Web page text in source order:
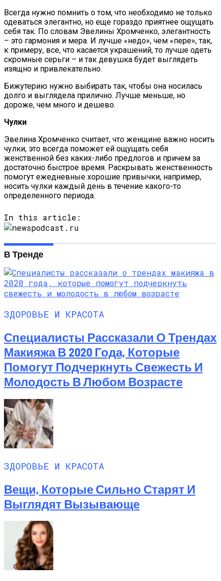
Всегда нужно помнить о том, что необходимо не только
одеваться элегантно, но еще гораздо приятнее ощущать
себя так. По словам Эвелины Хромченко, элегантность
– это гармония и мера. И лучше «недо», чем «пере», так,
к примеру, все, что касается украшений, то лучше одеть
скромные серьги – и так девушка будет выглядеть
изящно и привлекательно.
Бижутерию нужно выбирать так, чтобы она носилась
долго и выглядела прилично. Лучше меньше, но
дороже, чем много и дешево.
Чулки
Эвелина Хромченко считает, что женщине важно носить
чулки, это всегда поможет ей ощущать себя
женственной без каких-либо предлогов и причем за
достаточно быстрое время. Раскрывать женственность
помогут ежедневные хорошие привычки, например,
носить чулки каждый день в течение какого-то
определенного периода.
In this article:
В Тренде
ЗДОРОВЬЕ И КРАСОТА
Специалисты Рассказали О Трендах
Макияжа В 2020 Года, Которые
Помогут Подчеркнуть Свежесть И
Молодость В Любом Возрасте
ЗДОРОВЬЕ И КРАСОТА
Вещи, Которые Сильно Старят И
Выглядят Вызывающе